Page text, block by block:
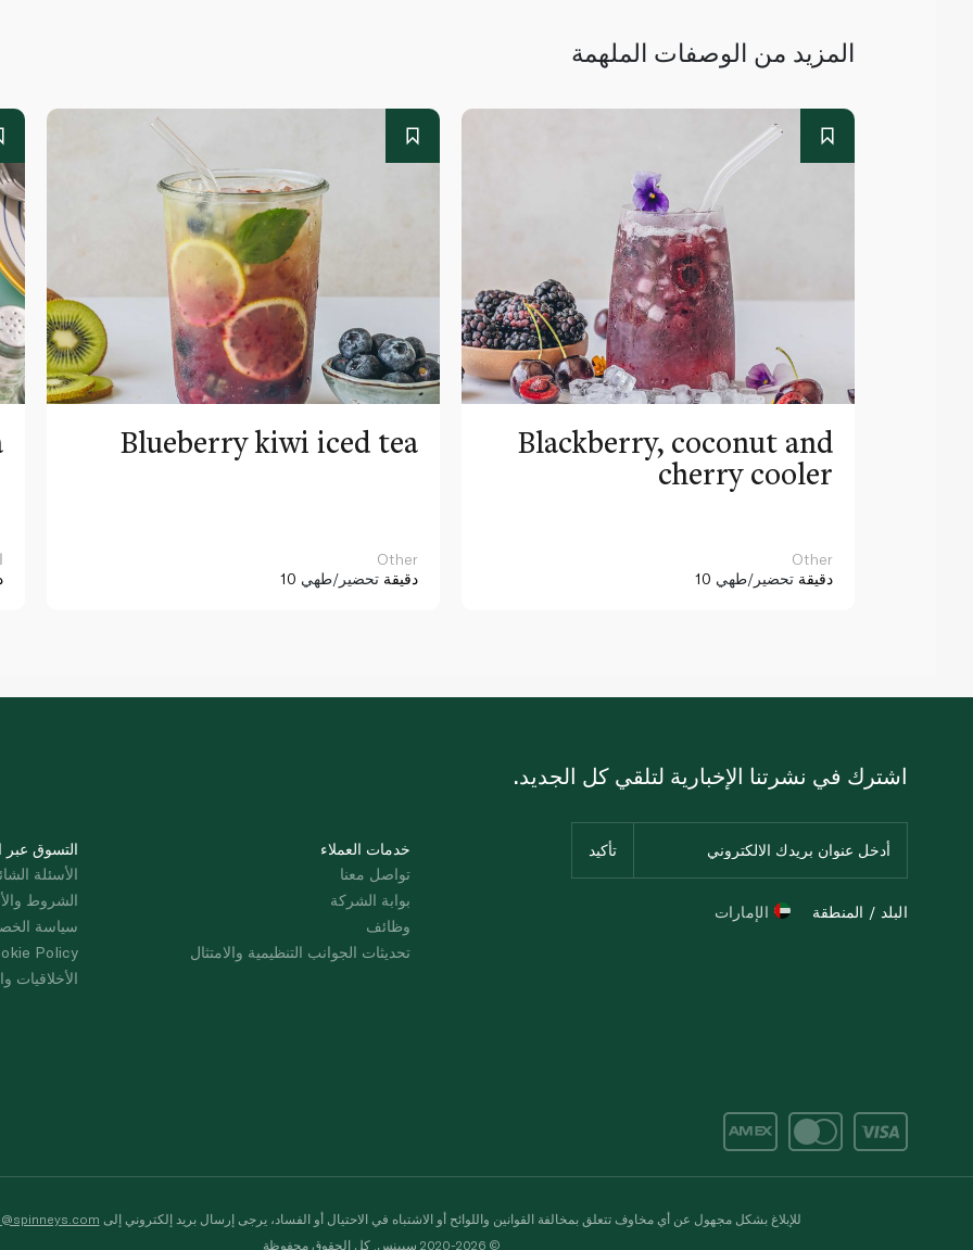
المزيد من الوصفات الملهمة
Blueberry kiwi iced tea
Other
10 دقيقة تحضير/طهي
Blackberry, coconut and
cherry cooler
Other
10 دقيقة تحضير/طهي
التسوق عبر
الأسئلة
الشروط
سياسة
Policy
الأخلاقيات
خدمات العملاء
تواصل معنا
بوابة الشركة
وظائف
تحديثات الجوانب التنظيمية والامتثال
اشترك في نشرتنا الإخبارية لتلقي كل الجديد.
البلد / المنطقة الإمارات
للإبلاغ بشكل مجهول عن أي مخاوف تتعلق بمخالفة القوانين واللوائح أو الاشتباه في الاحتيال أو الفساد، يرجى إرسال بريد إلكتروني إلى
© 2020-2026 سبينس. كل الحقوق محفوظة